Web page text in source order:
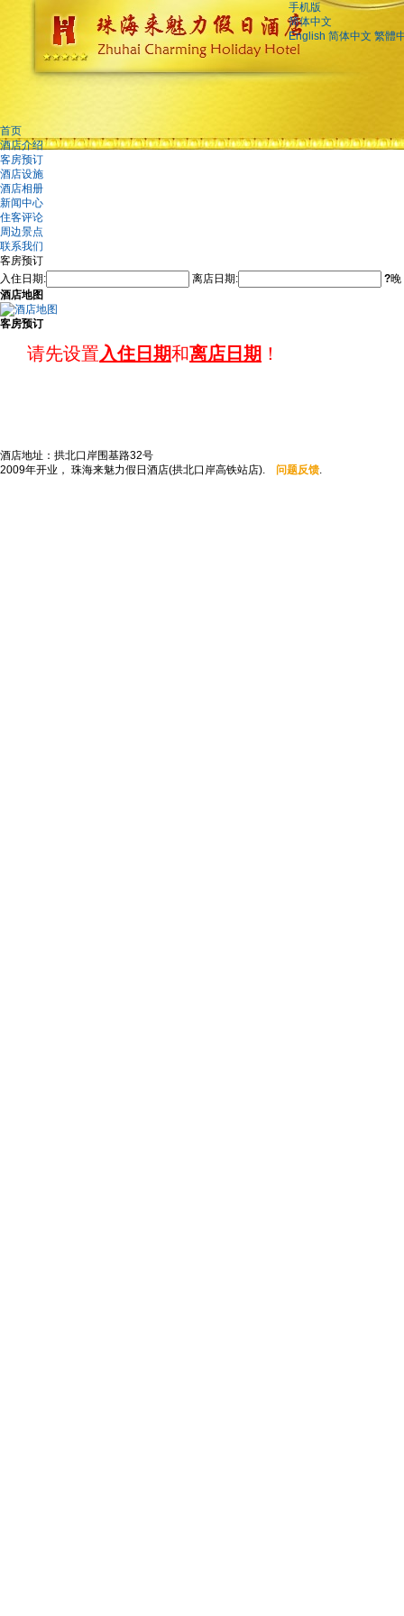
手机版
简体中文
English 简体中文 繁體
首页
酒店介绍
客房预订
酒店设施
酒店相册
新闻中心
住客评论
周边景点
联系我们
客房预订
入住日期:
离店日期: ?晚
酒店地图
客房预订
请先设置入住日期和离店日期 ！
酒店地址：拱北口岸围基路32号
2009年开业， 珠海来魅力假日酒店(拱北口岸高铁站店). 问题反馈.